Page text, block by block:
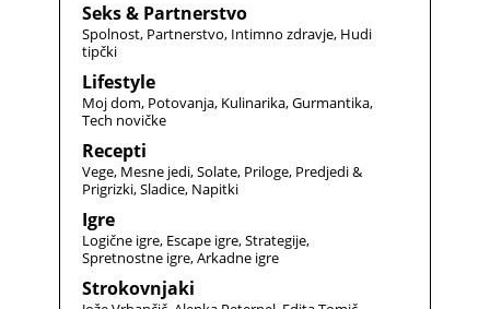
Seks & Partnerstvo
Spolnost Partnerstvo Intimno zdravje Hudi
tipčki
Lifestyle
Moj dom Potovanja Kulinarika Gurmantika
Tech novičke
Recepti
Vege Mesne jedi Solate Priloge Predjedi &
Prigrizki Sladice Napitki
Igre
Logične igre Escape igre Strategije
Spretnostne igre Arkadne igre
Strokovnjaki